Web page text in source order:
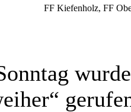
FF Kiefenholz, FF